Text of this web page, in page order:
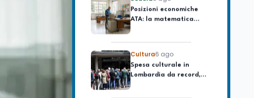
ATA: la matematica
degli arretrati fino a
Cultura6 ago
Spesa culturale in
Lombardia da record,
ma la voragine Nord-